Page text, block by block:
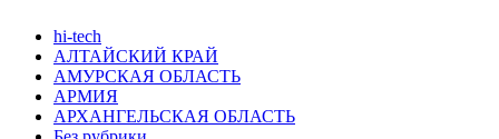
hi-tech
АЛТАЙСКИЙ КРАЙ
АМУРСКАЯ ОБЛАСТЬ
АРМИЯ
АРХАНГЕЛЬСКАЯ ОБЛАСТЬ